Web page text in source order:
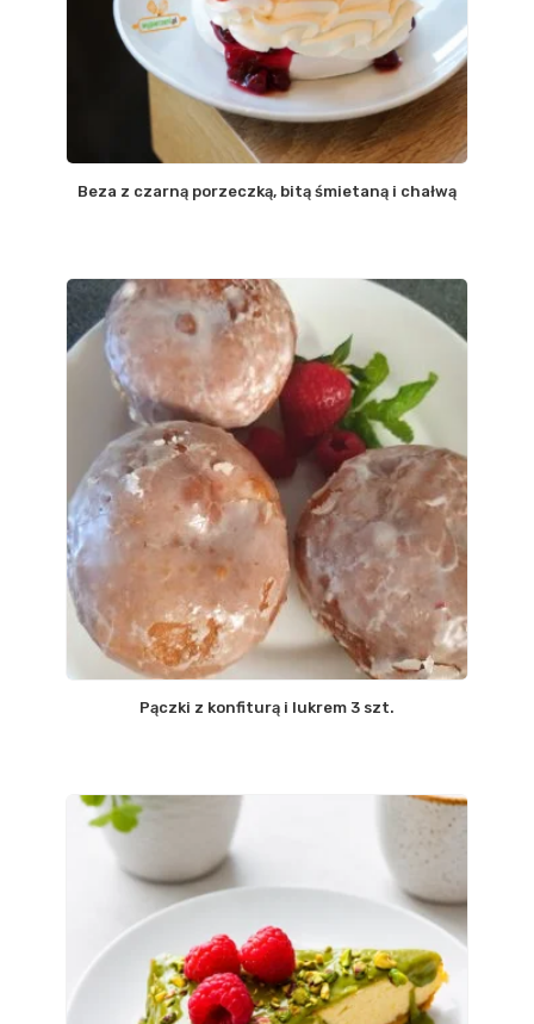
Beza z czarną porzeczką, bitą śmietaną i chałwą
Pączki z konfiturą i lukrem 3 szt.